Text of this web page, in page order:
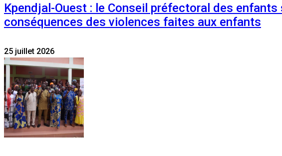
Kpendjal-Ouest : le Conseil préfectoral des
conséquences des violences faites aux enfants
25 juillet 2026